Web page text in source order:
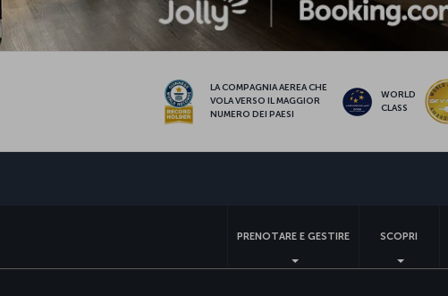
LA COMPAGNIA AEREA CHE
VOLA VERSO IL MAGGIOR
NUMERO DEI PAESI
WORLD
CLASS
PRENOTARE E GESTIRE SCOPRI